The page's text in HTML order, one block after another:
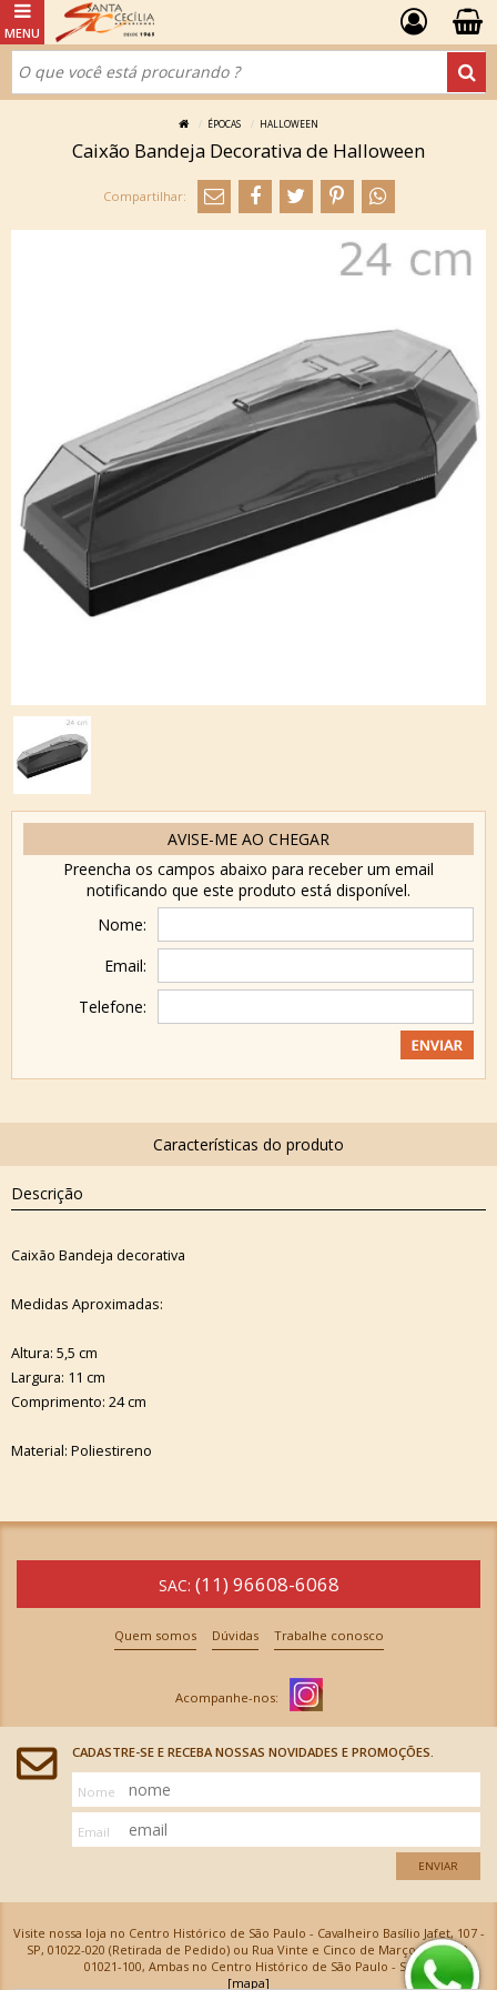
ÉPOCAS HALLOWEEN
Caixão Bandeja Decorativa de Halloween
AVISE-ME AO CHEGAR
Preencha os campos abaixo para receber um email
notificando que este produto está disponível.
Nome:
Email:
Telefone:
Descrição
Caixão Bandeja decorativa
Medidas Aproximadas:
Altura: 5,5 cm
Largura: 11 cm
Comprimento: 24 cm
Material: Poliestireno
SAC: (11) 96608-6068
Quem somos Dúvidas Trabalhe conosco
CADASTRE-SE E RECEBA NOSSAS NOVIDADES E PROMOÇÕES.
Nome
Email
ENVIAR
Visite nossa loja no Centro Histórico de São Paulo - Cavalheiro Basílio Jafet, 107 -
SP, 01022-020 (Retirada de Pedido) ou Rua Vinte e Cinco de Março, 576 - SP,
01021-100, Ambas no Centro Histórico de São Paulo - SP
[mapa]